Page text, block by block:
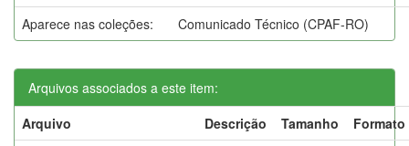
Aparece nas coleções:
Comunicado Técnico (CPAF-RO)
Arquivos associados a este item:
Arquivo
Descrição Tamanho
Formato